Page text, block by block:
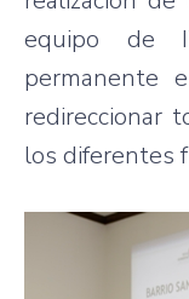
equipo de
permanente
redireccionar
los diferentes